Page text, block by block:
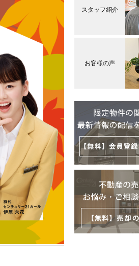
スタッフ紹介
お客様の声